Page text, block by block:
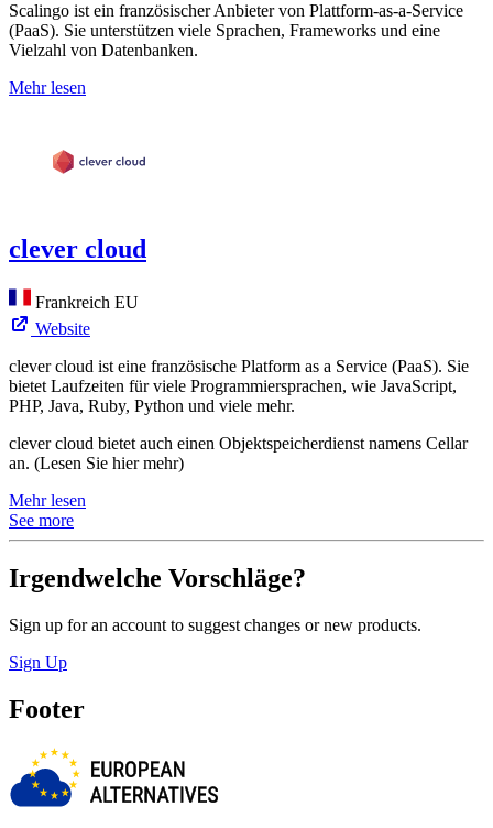
Scalingo ist ein französischer Anbieter von Plattform-as-a-Service
(PaaS). Sie unterstützen viele Sprachen, Frameworks und eine
Vielzahl von Datenbanken.
Mehr lesen
clever cloud
Frankreich EU
Website
clever cloud ist eine französische Platform as a Service (PaaS). Sie
bietet Laufzeiten für viele Programmiersprachen, wie JavaScript,
PHP, Java, Ruby, Python und viele mehr.
clever cloud bietet auch einen Objektspeicherdienst namens Cellar
an. (Lesen Sie hier mehr)
Mehr lesen
See more
Irgendwelche Vorschläge?
Sign up for an account to suggest changes or new products.
Sign Up
Footer